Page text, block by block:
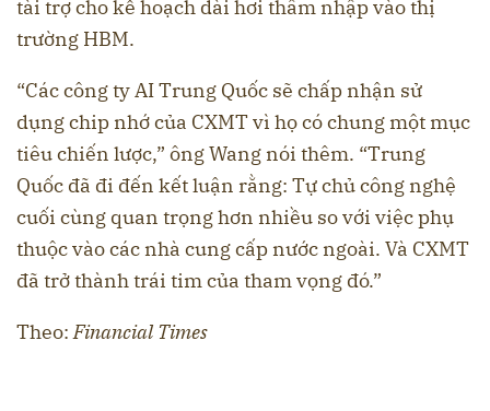
tài trợ cho kế hoạch dài hơi thâm nhập vào thị
trường HBM.
“Các công ty AI Trung Quốc sẽ chấp nhận sử
dụng chip nhớ của CXMT vì họ có chung một mục
tiêu chiến lược,” ông Wang nói thêm. “Trung
Quốc đã đi đến kết luận rằng: Tự chủ công nghệ
cuối cùng quan trọng hơn nhiều so với việc phụ
thuộc vào các nhà cung cấp nước ngoài. Và CXMT
đã trở thành trái tim của tham vọng đó.”
Theo:Financial Times